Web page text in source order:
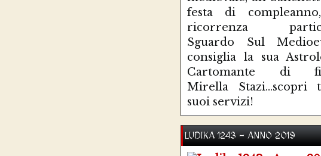
festa di
ricorrenza
Sguardo Sul
consiglia la sua
Cartomante di
Mirella
suoi servizi!
LUDIKA 1243 - ANNO 2019